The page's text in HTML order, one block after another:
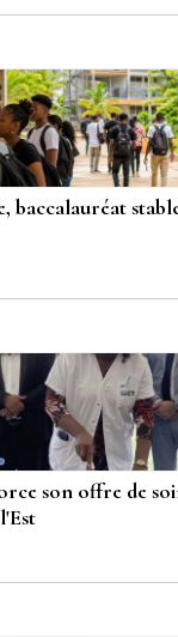
baccalauréat
son offre de